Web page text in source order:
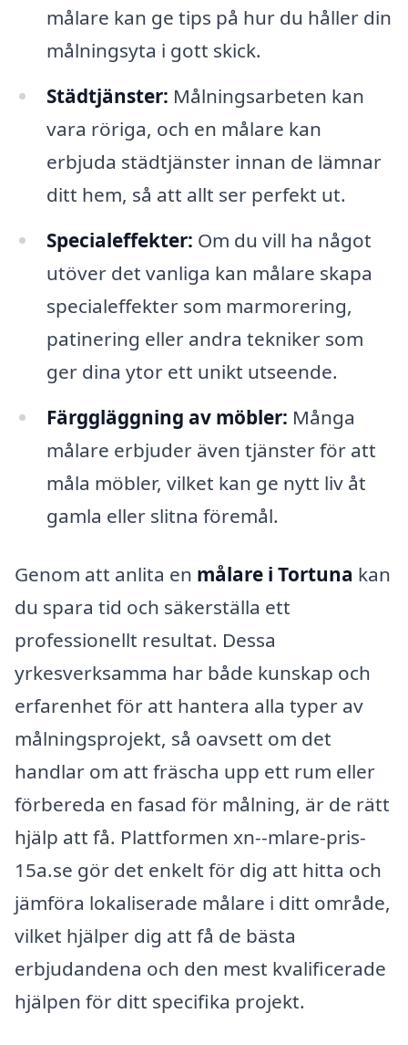
målare kan ge tips på hur du håller din
målningsyta i gott skick.
Städtjänster: Målningsarbeten kan
vara röriga, och en målare kan
erbjuda städtjänster innan de lämnar
ditt hem, så att allt ser perfekt ut.
Specialeffekter: Om du vill ha något
utöver det vanliga kan målare skapa
specialeffekter som marmorering,
patinering eller andra tekniker som
ger dina ytor ett unikt utseende.
Färggläggning av möbler: Många
målare erbjuder även tjänster för att
måla möbler, vilket kan ge nytt liv åt
gamla eller slitna föremål.
Genom att anlita en målare i Tortuna kan
du spara tid och säkerställa ett
professionellt resultat. Dessa
yrkesverksamma har både kunskap och
erfarenhet för att hantera alla typer av
målningsprojekt, så oavsett om det
handlar om att fräscha upp ett rum eller
förbereda en fasad för målning, är de rätt
hjälp att få. Plattformen xn--mlare-pris-
15a.se gör det enkelt för dig att hitta och
jämföra lokaliserade målare i ditt område,
vilket hjälper dig att få de bästa
erbjudandena och den mest kvalificerade
hjälpen för ditt specifika projekt.